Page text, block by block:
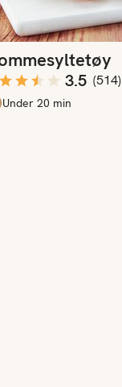
3.5 (514)
Under 20 min